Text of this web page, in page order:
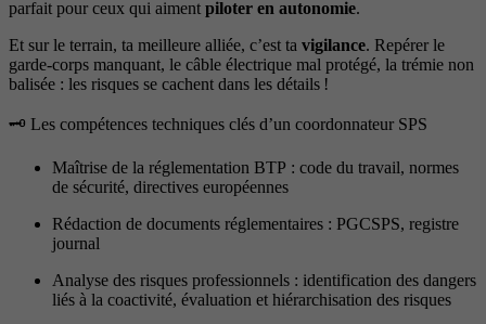
parfait pour ceux qui aiment piloter en autonomie.
Et sur le terrain, ta meilleure alliée, c’est ta vigilance. Repérer le
garde-corps manquant, le câble électrique mal protégé, la trémie non
balisée : les risques se cachent dans les détails !
🗝️ Les compétences techniques clés d’un coordonnateur SPS
Maîtrise de la réglementation BTP : code du travail, normes
de sécurité, directives européennes
Rédaction de documents réglementaires : PGCSPS, registre
journal
Analyse des risques professionnels : identification des dangers
liés à la coactivité, évaluation et hiérarchisation des risques